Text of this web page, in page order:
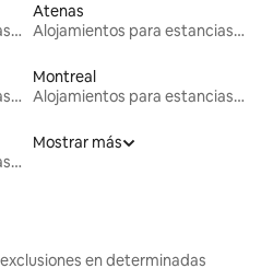
Alojamientos para estancias largas
Atenas
Alojamientos para estancias largas
Alojamientos para estancias largas
Montreal
Alojamientos para estancias largas
Alojamientos para estancias largas
Mostrar más
en determinadas